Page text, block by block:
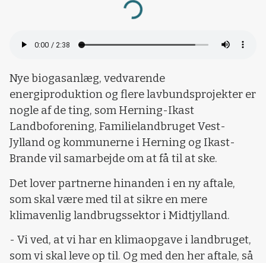
Loading...
Nye biogasanlæg, vedvarende
energiproduktion og flere lavbundsprojekter er
nogle af de ting, som Herning-Ikast
Landboforening, Familielandbruget Vest-
Jylland og kommunerne i Herning og Ikast-
Brande vil samarbejde om at få til at ske.
Det lover partnerne hinanden i en ny aftale,
som skal være med til at sikre en mere
klimavenlig landbrugssektor i Midtjylland.
- Vi ved, at vi har en klimaopgave i landbruget,
som vi skal leve op til. Og med den her aftale, så